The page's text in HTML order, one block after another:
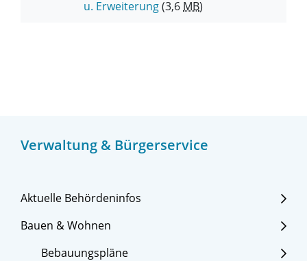
Verwaltung & Bürgerservice
Aktuelle Behördeninfos
Bauen & Wohnen
Bebauungspläne
u. Erweiterung(3,6 MB)